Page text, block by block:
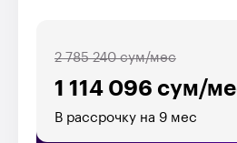
1 114 096 сум/
2 785 240 сум/мес
В рассрочку на 9 мес